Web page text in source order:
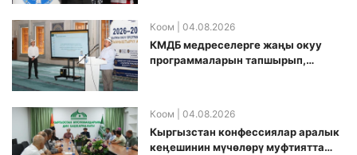
Коом | 04.08.2026
КМДБ медреселерге жаңы окуу
программаларын тапшырып,
Коом | 04.08.2026
Кыргызстан конфессиялар аралык
кеӊешинин мүчөлөрү муфтиятта